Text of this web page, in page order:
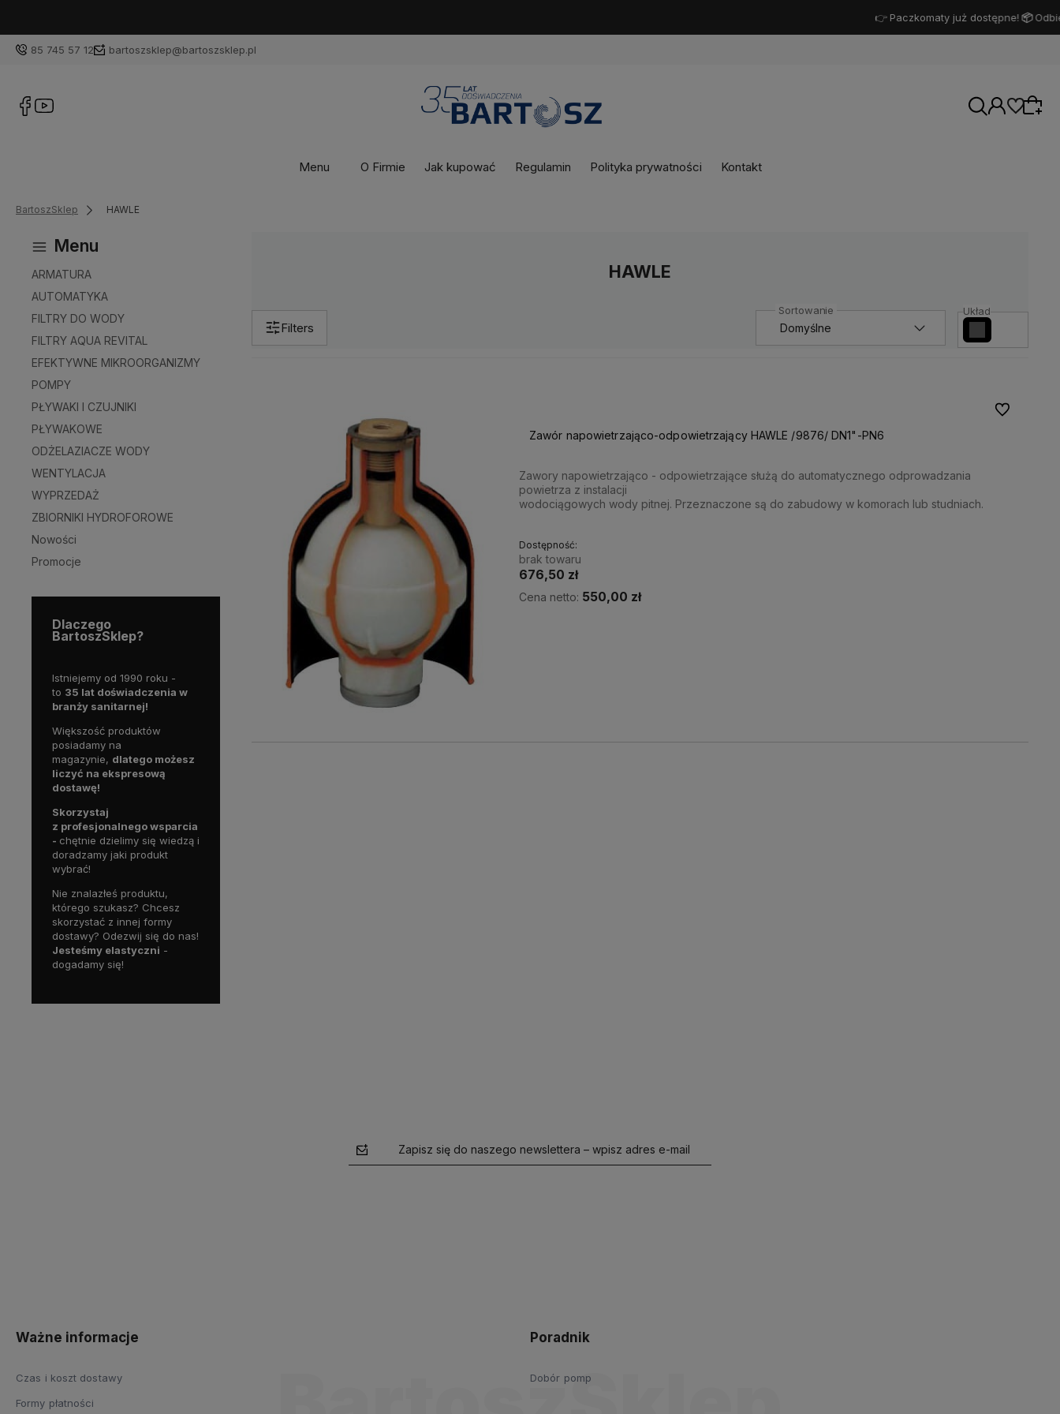
85 745 57 12 bartoszsklep@bartoszsklep.pl
Menu O Firmie Jak kupować Regulamin Polityka prywatności Kontakt
BartoszSklep HAWLE
Menu
ARMATURA
AUTOMATYKA
FILTRY DO WODY
FILTRY AQUA REVITAL
EFEKTYWNE MIKROORGANIZMY
POMPY
PŁYWAKI I CZUJNIKI
PŁYWAKOWE
ODŻELAZIACZE WODY
WENTYLACJA
WYPRZEDAŻ
ZBIORNIKI HYDROFOROWE
Nowości
Promocje
Dlaczego
BartoszSklep?
Istniejemy od 1990 roku -
to 35 lat doświadczenia w
branży sanitarnej!
Większość produktów
posiadamy na
magazynie, dlatego możesz
liczyć na ekspresową
dostawę!
Skorzystaj
z profesjonalnego wsparcia
- chętnie dzielimy się wiedzą i
doradzamy jaki produkt
wybrać!
Nie znalazłeś produktu,
którego szukasz? Chcesz
skorzystać z innej formy
dostawy? Odezwij się do nas!
Jesteśmy elastyczni -
dogadamy się!
HAWLE
Filters
Układ
Zawór napowietrzająco-odpowietrzający HAWLE /9876/ DN1"-PN6
Zawory napowietrzająco - odpowietrzające służą do automatycznego odprowadzania
powietrza z instalacji
wodociągowych wody pitnej. Przeznaczone są do zabudowy w komorach lub studniach.
Dostępność:
brak towaru
676,50 zł
Cena netto: 550,00 zł
Do ulubionych
Zapisz się do naszego newslettera – wpisz adres e-mail
Ważne informacje
Czas i koszt dostawy
Formy płatności
Poradnik
Dobór pomp